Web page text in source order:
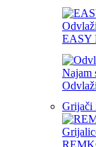
EASY
Najam
Grijači